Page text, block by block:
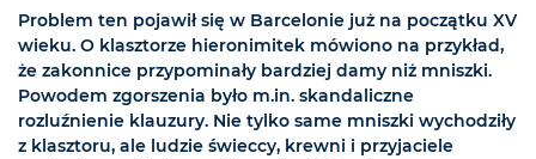
Problem ten pojawił się w Barcelonie już na początku XV
wieku. O klasztorze hieronimitek mówiono na przykład,
że zakonnice przypominały bardziej damy niż mniszki.
Powodem zgorszenia było m.in. skandaliczne
rozluźnienie klauzury. Nie tylko same mniszki wychodziły
z klasztoru, ale ludzie świeccy, krewni i przyjaciele